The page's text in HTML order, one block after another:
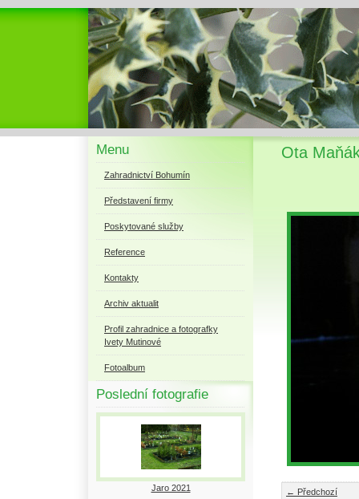
Menu
Zahradnictví Bohumín
Představení firmy
Poskytované služby
Reference
Kontakty
Archiv aktualit
Profil zahradnice a fotografky
Ivety Mutinové
Fotoalbum
Poslední fotografie
Jaro 2021
Ota
← Předchozí